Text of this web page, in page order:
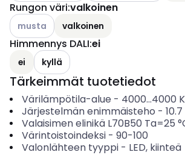
Rungon väri:valkoinen
Katso käytettävissä olevat vaihtoehdot
musta valkoinen
Himmennys DALI:ei
ei kyllä
Tärkeimmät tuotetiedot
Värilämpötila-alue - 4000...4000 K
Järjestelmän enimmäisteho - 10.7
Valaisimen elinikä L70B50 Ta=25
Värintoistoindeksi- 90-100
Valonlähteen tyyppi- LED, kiinteä